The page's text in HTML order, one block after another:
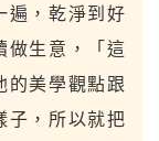
遍，乾淨到好
做生意，「這
的美學觀點跟
子，所以就把